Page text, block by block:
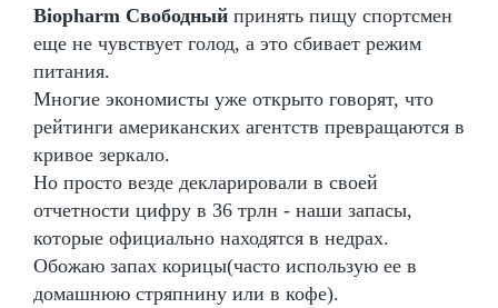
Biopharm Свободный принять пищу спортсмен
еще не чувствует голод, а это сбивает режим
питания.
Многие экономисты уже открыто говорят, что
рейтинги американских агентств превращаются в
кривое зеркало.
Но просто везде декларировали в своей
отчетности цифру в 36 трлн - наши запасы,
которые официально находятся в недрах.
Обожаю запах корицы(часто использую ее в
домашнюю стряпнину или в кофе).